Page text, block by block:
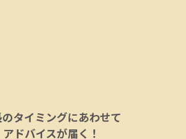
タイミングにあわせて
アドバイスが届く！